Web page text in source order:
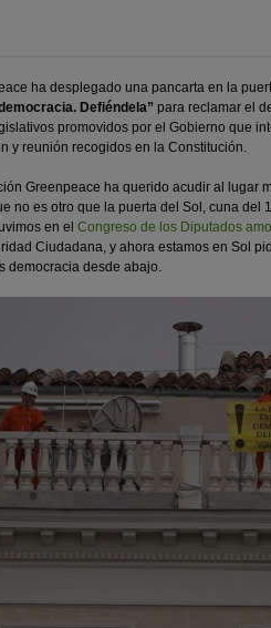
ha desplegado una pancarta en la
Defiéndela” para reclamar el
promovidos por el Gobierno que
y reunión recogidos en la Constitución.
Greenpeace ha querido acudir al lugar
no es otro que la puerta del Sol, cuna
en el Congreso de los Diputados
Ciudadana, y ahora estamos en Sol
democracia desde abajo.